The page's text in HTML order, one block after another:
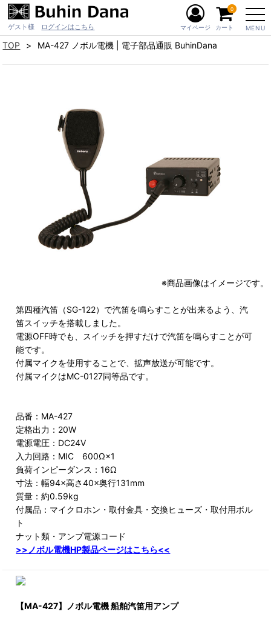
ゲスト様 ログインはこちら MENU
マイページ カート
0
TOP MA-427 ノボル電機 | 電子部品通販 BuhinDana
※商品画像はイメージです。
第四種汽笛（SG-122）で汽笛を鳴らすことが出来るよう、汽
笛スイッチを搭載しました。
電源OFF時でも、スイッチを押すだけで汽笛を鳴らすことが可
能です。
付属マイクを使用することで、拡声放送が可能です。
付属マイクはMC-0127同等品です。
品番：MA-427
定格出力：20W
電源電圧：DC24V
入力回路：MIC 600Ω×1
負荷インピーダンス：16Ω
寸法：幅94×高さ40×奥行131mm
質量：約0.59kg
付属品：マイクロホン・取付金具・交換ヒューズ・取付用ボル
ト
ナット類・アンプ電源コード
>>ノボル電機HP製品ページはこちら<<
【MA-427】ノボル電機 船舶汽笛用アンプ